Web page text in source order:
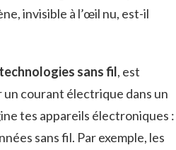
invisible à l’œil nu, est-il
technologies sans fil, est
courant électrique dans un
tes appareils électroniques :
sans fil. Par exemple, les